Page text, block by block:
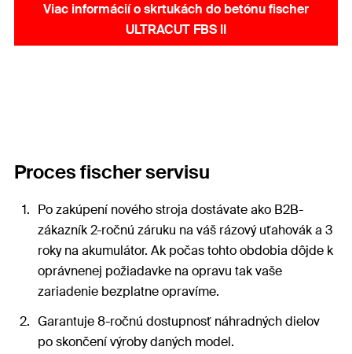
Viac informácií o skrtukách do betónu fischer
ULTRACUT FBS II
Proces fischer servisu
Po zakúpení nového stroja dostávate ako B2B-
zákazník 2-ročnú záruku na váš rázový uťahovák a 3
roky na akumulátor. Ak počas tohto obdobia dôjde k
oprávnenej požiadavke na opravu tak vaše
zariadenie bezplatne opravíme.
Garantuje 8-ročnú dostupnosť náhradných dielov
po skončení výroby daných model.